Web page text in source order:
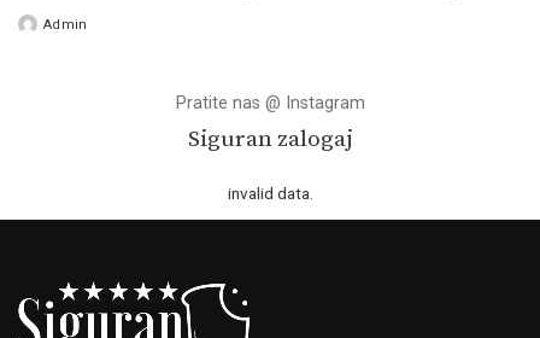
PostedAdmin
Pratite nas @ Instagram
Siguran zalogaj
invalid data.